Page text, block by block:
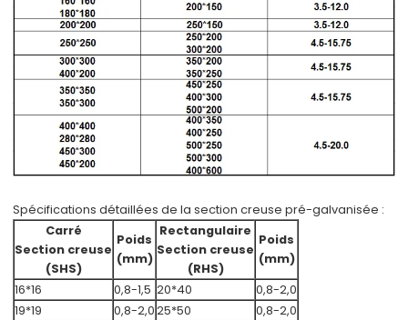
Spécifications détaillées de la section creuse pré-galvanisée :
Carré
Section creuse
(SHS)
Poids
(mm)
Rectangulaire
Section creuse
(RHS)
Poids
(mm)
16*16
0,8-1,5 20*40
0,8-2,0
19*19
0,8-2,025*50
0,8-2,0